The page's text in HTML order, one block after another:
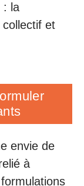
: la
et
envie de
à